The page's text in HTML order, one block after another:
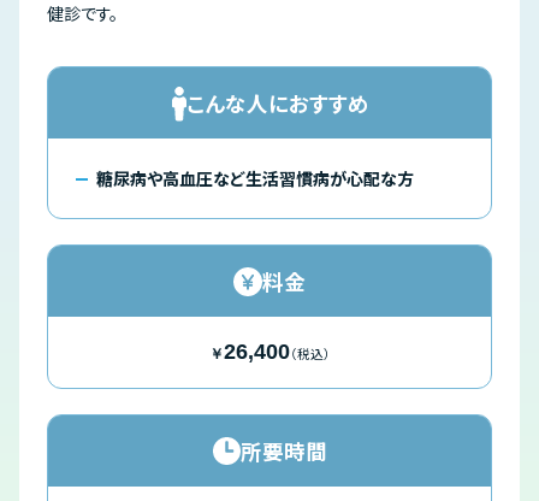
健診です。
こんな人におすすめ
糖尿病や高血圧など生活習慣病が心配な方
料金
￥26,400（税込）
所要時間